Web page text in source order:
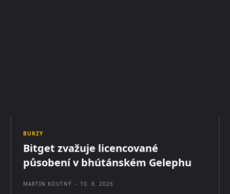
BURZY
Bitget zvažuje licencované
působení v bhútánském Gelephu
MARTIN KOUTNÝ - 10. 8. 2026